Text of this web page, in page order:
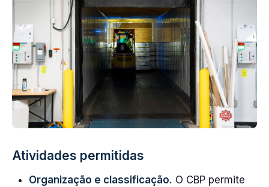
Atividades permitidas
Organização e classificação. O CBP permite